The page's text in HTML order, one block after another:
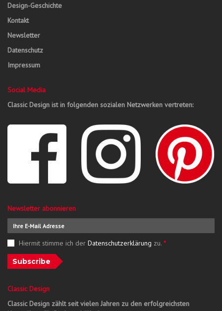
Design-Geschichte
Kontakt
Newsletter
Datenschutz
Impressum
Social Media
Classic Design ist in folgenden sozialen Netzwerken vertreten:
Newsletter abonnieren
Hiermit stimme ich der Datenschutzerklärung zu. *
Subscribe
Classic Design
Classic Design zählt seit vielen Jahren zu den erfolgreichsten